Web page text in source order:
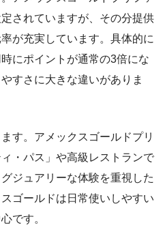
されていますが、その分提供
が充実しています。具体的に
にポイントが通常の3倍にな
すさに大きな違いがありま
す。アメックスゴールドプリ
・パス」や高級レストランで
ジュアリーな体験を重視した
ゴールドは日常使いしやすい
です。